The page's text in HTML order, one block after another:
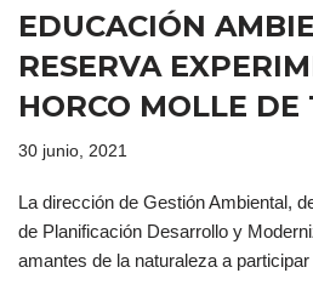
EDUCACIÓN
RESERVA
HORCO MOLLE DE
30 junio, 2021
La dirección de Gestión Ambiental,
de Planificación Desarrollo y
amantes de la naturaleza a